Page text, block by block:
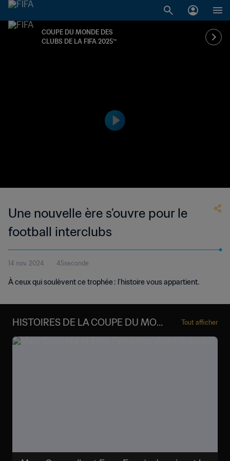
COUPE DU MONDE DES
CLUBS DE LA FIFA 2025™
Une nouvelle ère s'ouvre pour le
football interclubs
14 nov. 2024 45seconde
À ceux qui soulèvent ce trophée : l’histoire vous appartient.
HISTOIRES DE LA COUPE DU MON
DE DES CLUBS
Tout afficher